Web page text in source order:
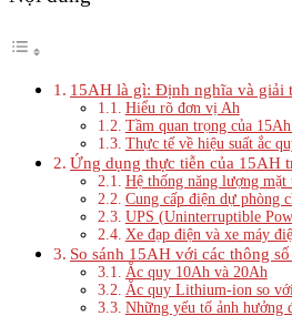
15AH là gì: Định nghĩa và giải
Hiểu rõ đơn vị Ah
Tầm quan trọng của
Thực tế về hiệu suất ắc
Ứng dụng thực tiễn của 15AH
Hệ thống năng lượng
Cung cấp điện dự phòng
UPS (Uninterruptible
Xe đạp điện và xe máy
So sánh 15AH với các thông
Ắc quy 10Ah và 20Ah
Ắc quy Lithium-ion so
Những yếu tố ảnh hưởng